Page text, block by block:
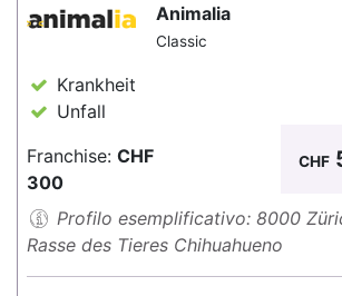
Animalia
Classic
Krankheit
Unfall
Franchise: CHF
300
CHF
Profilo esemplificativo: 8000
Rasse des Tieres Chihuahueno